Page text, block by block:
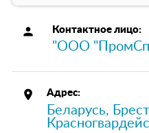
person Контактное лицо:
"ООО
place Адрес:
Беларусь,